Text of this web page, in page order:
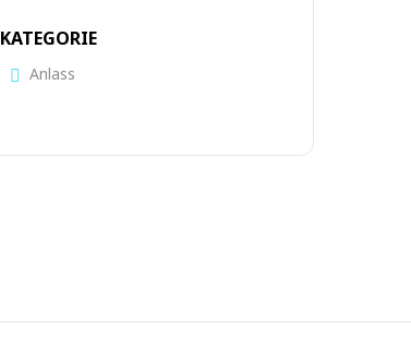
KATEGORIE
Anlass